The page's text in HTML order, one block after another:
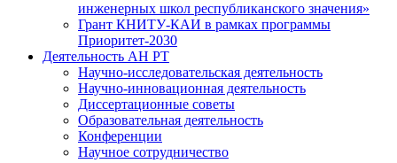
инженерных школ республиканского значения»
Грант КНИТУ-КАИ в рамках программы
Приоритет-2030
Деятельность АН РТ
Научно-исследовательская деятельность
Научно-инновационная деятельность
Диссертационные советы
Образовательная деятельность
Конференции
Научное сотрудничество